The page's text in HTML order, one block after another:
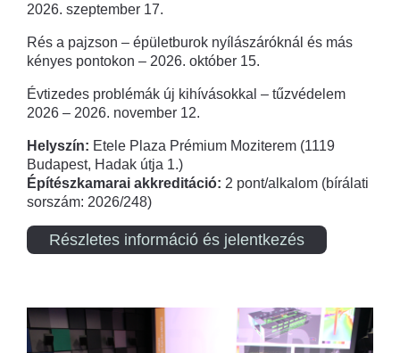
2026. szeptember 17.
Rés a pajzson – épületburok nyílászáróknál és más
kényes pontokon – 2026. október 15.
Évtizedes problémák új kihívásokkal – tűzvédelem
2026 – 2026. november 12.
Helyszín: Etele Plaza Prémium Moziterem (1119
Budapest, Hadak útja 1.)
Építészkamarai akkreditáció: 2 pont/alkalom (bírálati
sorszám: 2026/248)
Részletes információ és jelentkezés